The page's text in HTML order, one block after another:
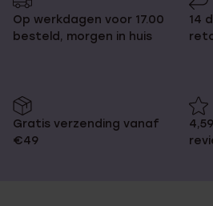
Op werkdagen voor 17.00
besteld, morgen in huis
14
Gratis verzending vanaf
€49